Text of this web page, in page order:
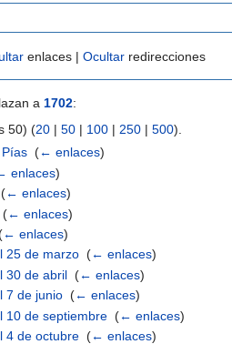
enlaces | Ocultar redirecciones
a 1702:
50) (20 | 50 | 100 | 250 | 500).
(← enlaces)
enlaces)
(← enlaces)
(← enlaces)
(← enlaces)
25 de marzo (← enlaces)
30 de abril (← enlaces)
7 de junio (← enlaces)
10 de septiembre (← enlaces)
4 de octubre (← enlaces)